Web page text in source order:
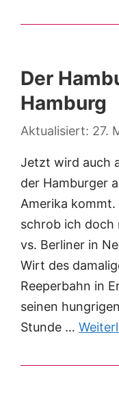
Der
Hamburg
27.
Jetzt wird auch
der Hamburger
Amerika
schrob ich doch
vs. Berliner in
Wirt des
Reeperbahn in
seinen
Stunde …